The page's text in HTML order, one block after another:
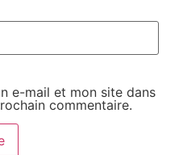
e-mail et mon site dans
commentaire.